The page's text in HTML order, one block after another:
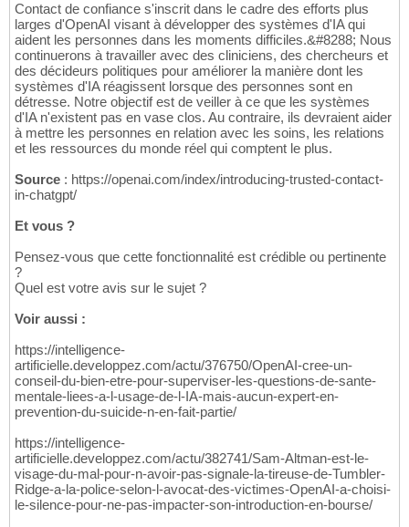
Contact de confiance s'inscrit dans le cadre des efforts plus
larges d'OpenAI visant à développer des systèmes d'IA qui
aident les personnes dans les moments difficiles.&#8288; Nous
continuerons à travailler avec des cliniciens, des chercheurs et
des décideurs politiques pour améliorer la manière dont les
systèmes d'IA réagissent lorsque des personnes sont en
détresse. Notre objectif est de veiller à ce que les systèmes
d'IA n'existent pas en vase clos. Au contraire, ils devraient aider
à mettre les personnes en relation avec les soins, les relations
et les ressources du monde réel qui comptent le plus.
Source : https://openai.com/index/introducing-trusted-contact-
in-chatgpt/
Et vous ?
Pensez-vous que cette fonctionnalité est crédible ou pertinente
?
Quel est votre avis sur le sujet ?
Voir aussi :
https://intelligence-
artificielle.developpez.com/actu/376750/OpenAI-cree-un-
conseil-du-bien-etre-pour-superviser-les-questions-de-sante-
mentale-liees-a-l-usage-de-l-IA-mais-aucun-expert-en-
prevention-du-suicide-n-en-fait-partie/
https://intelligence-
artificielle.developpez.com/actu/382741/Sam-Altman-est-le-
visage-du-mal-pour-n-avoir-pas-signale-la-tireuse-de-Tumbler-
Ridge-a-la-police-selon-l-avocat-des-victimes-OpenAI-a-choisi-
le-silence-pour-ne-pas-impacter-son-introduction-en-bourse/